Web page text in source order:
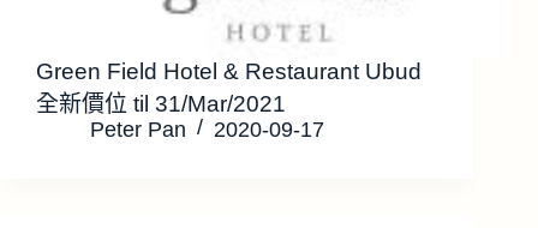
Green Field Hotel & Restaurant Ubud
全新價位 til 31/Mar/2021
Peter Pan 2020-09-17